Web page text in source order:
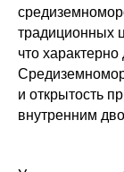
традиционных
что
и открытость
внутренним